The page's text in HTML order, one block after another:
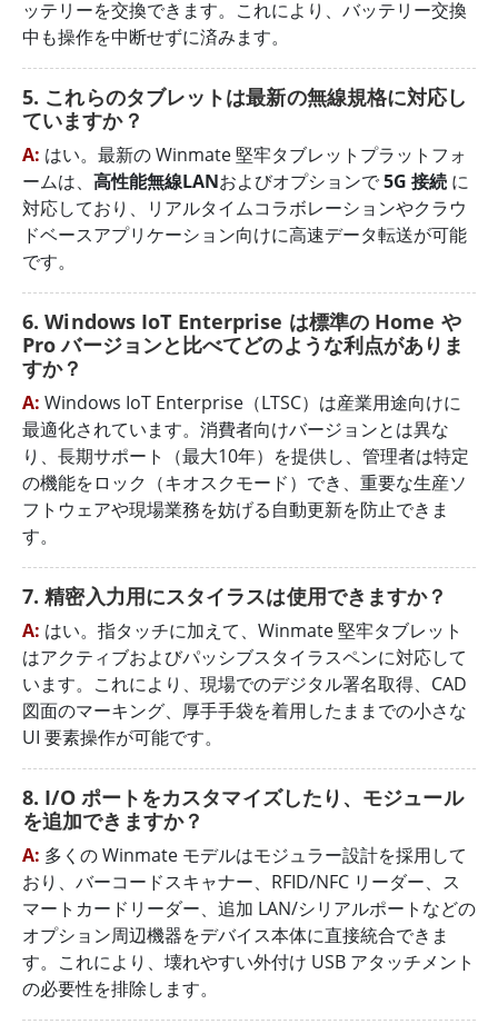
ッテリーを交換できます。これにより、バッテリー交換
中も操作を中断せずに済みます。
5. これらのタブレットは最新の無線規格に対応し
ていますか？
A: はい。最新の Winmate 堅牢タブレットプラットフォ
ームは、 高性能無線LANおよびオプションで5G 接続 に
対応しており、リアルタイムコラボレーションやクラウ
ドベースアプリケーション向けに高速データ転送が可能
です。
6. Windows IoT Enterprise は標準の Home や
Pro バージョンと比べてどのような利点がありま
すか？
A: Windows IoT Enterprise（LTSC）は産業用途向けに
最適化されています。消費者向けバージョンとは異な
り、長期サポート（最大10年）を提供し、管理者は特定
の機能をロック（キオスクモード）でき、重要な生産ソ
フトウェアや現場業務を妨げる自動更新を防止できま
す。
7. 精密入力用にスタイラスは使用できますか？
A: はい。指タッチに加えて、Winmate 堅牢タブレット
はアクティブおよびパッシブスタイラスペンに対応して
います。これにより、現場でのデジタル署名取得、CAD
図面のマーキング、厚手手袋を着用したままでの小さな
UI 要素操作が可能です。
8. I/O ポートをカスタマイズしたり、モジュール
を追加できますか？
A: 多くの Winmate モデルはモジュラー設計を採用して
おり、バーコードスキャナー、RFID/NFC リーダー、ス
マートカードリーダー、追加 LAN/シリアルポートなどの
オプション周辺機器をデバイス本体に直接統合できま
す。これにより、壊れやすい外付け USB アタッチメント
の必要性を排除します。